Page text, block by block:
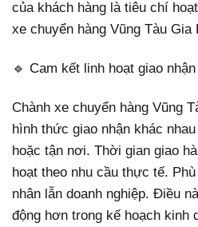
của khách hàng là tiêu chí
xe chuyển hàng Vũng Tàu Gia
🔹 Cam kết linh hoạt giao nhận
Chành xe chuyển hàng Vũng
hình thức giao nhận khác
hoặc tận nơi. Thời gian giao
hoạt theo nhu cầu thực tế.
nhân lẫn doanh nghiệp. Điều
động hơn trong kế hoạch kinh